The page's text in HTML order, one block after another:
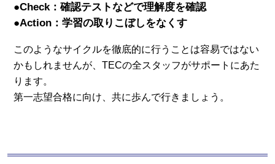
●Check：確認テストなどで理解度を確認
●Action：学習の取りこぼしをなくす
このようなサイクルを徹底的に行うことは容易ではない
かもしれませんが、TECの全スタッフがサポートにあた
ります。
第一志望合格に向け、共に歩んで行きましょう。